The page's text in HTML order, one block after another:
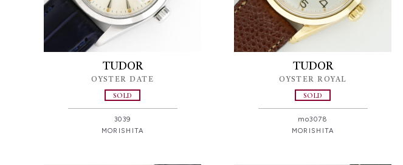
TUDOR
OYSTER DATE
SOLD
3039
MORISHITA
TUDOR
OYSTER ROYAL
SOLD
mo3078
MORISHITA